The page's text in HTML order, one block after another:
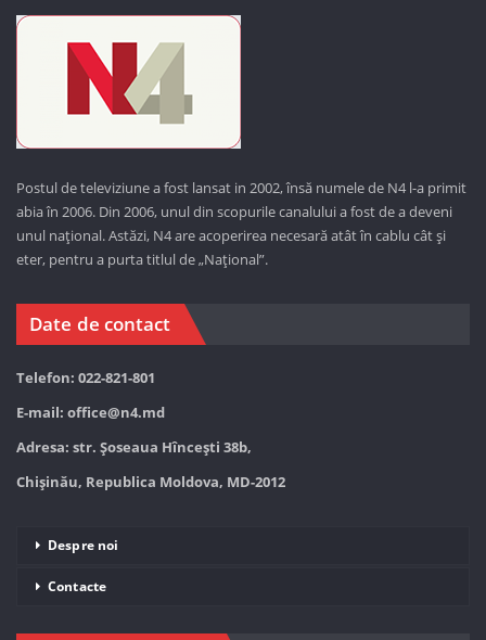
Postul de televiziune a fost lansat in 2002, însă numele de N4 l-a primit
abia în 2006. Din 2006, unul din scopurile canalului a fost de a deveni
unul național. Astăzi, N4 are acoperirea necesară atât în cablu cât și
eter, pentru a purta titlul de „Național”.
Date de contact
Telefon: 022-821-801
E-mail: office@n4.md
Adresa: str. Șoseaua Hînceşti 38b,
Chișinău, Republica Moldova, MD-2012
Despre noi
Contacte